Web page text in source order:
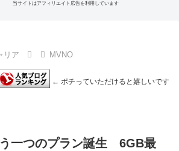
当サイトはアフィリエイト広告を利用しています
リア MVNO
← ポチっていただけると嬉しいです
一つのプラン誕生 6GB最